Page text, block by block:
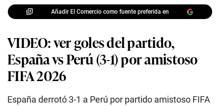
Añadir El Comercio como fuente preferida en
VIDEO: ver goles del partido,
España vs Perú (3-1) por amistoso
FIFA 2026
España derrotó 3-1 a Perú por partido amistoso FIFA